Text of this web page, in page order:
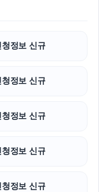
청정보 신규
청정보 신규
청정보 신규
청정보 신규
청정보 신규